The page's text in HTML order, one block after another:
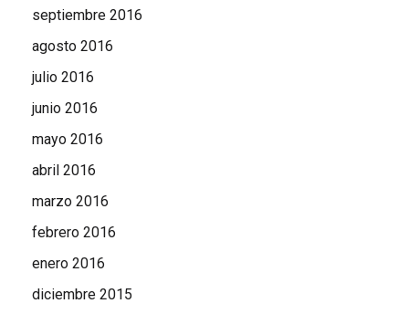
septiembre 2016
agosto 2016
julio 2016
junio 2016
mayo 2016
abril 2016
marzo 2016
febrero 2016
enero 2016
diciembre 2015